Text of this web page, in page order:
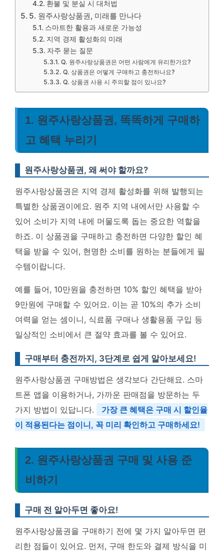
환불 및 분실 시 대처법
5. 원주사랑상품권, 미래를 만나다
스마트한 활용과 새로운 가능성
지역 경제 활성화의 미래
자주 묻는 질문
Q. 원주사랑상품권은 어떤 사람에게 유리한가요?
Q. 상품권은 어떻게 구매하고 충전하나요?
Q. 상품권 사용 시 주의할 점이 있나요?
1. 원주사랑상품권, 똑똑하게 구매하
고 혜택 누리기
원주사랑상품권, 왜 써야 할까요?
원주사랑상품권은 지역 경제 활성화를 위해 발행되는
특별한 상품권이에요. 원주 지역 내에서만 사용할 수
있어 소비가 지역 내에 머물도록 돕는 중요한 역할을
하죠. 이 상품권을 구매하고 충전하면 다양한 할인 혜
택을 받을 수 있어, 현명한 소비를 원하는 분들에게 필
수템이랍니다.
예를 들어, 10만원을 충전하면 10% 할인 혜택을 받아
9만원에 구매할 수 있어요. 이는 곧 10%의 추가 소비
여력을 얻는 셈이니, 식료품 구매나 생활용품 구입 등
일상적인 소비에서 큰 절약 효과를 볼 수 있어요.
구매부터 충전까지, 3단계로 쉽게 알아보세요!
원주사랑상품권 구매방법은 생각보다 간단해요. 스마
트폰 앱을 이용하거나, 가까운 판매점을 방문하는 두
가지 방법이 있답니다.
가장 큰 혜택은 구매 시 할인율
이 적용된다는 점이니, 꼭 미리 확인하고 구매하세요!
2. 원주사랑상품권 구매 및 사용 준
비하기
구매 전 알아두면 좋아요!
원주사랑상품권을 구매하기 전에 몇 가지 알아두면 편
리한 점들이 있어요. 먼저, 구매 한도와 결제 방식을 미